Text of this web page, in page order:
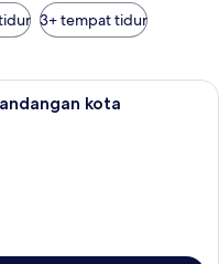
3+ tempat tidur
1 Tempat Tidur King,
kota